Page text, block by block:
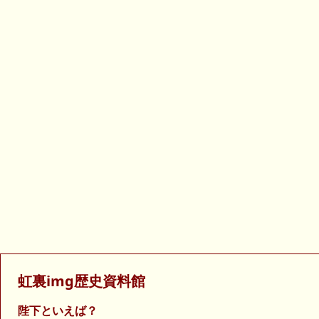
虹裏img歴史資料館
陛下といえば？